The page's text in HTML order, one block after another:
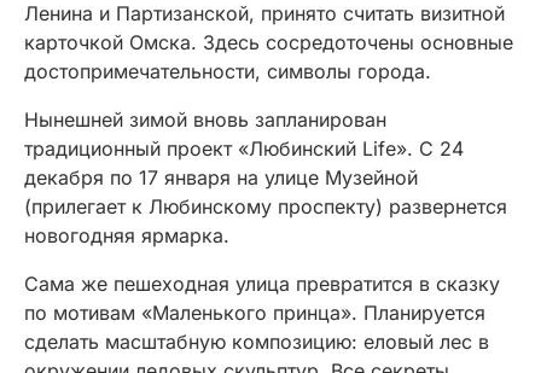
Ленина и Партизанской, принято считать визитной
карточкой Омска. Здесь сосредоточены основные
достопримечательности, символы города.
Нынешней зимой вновь запланирован
традиционный проект «Любинский Life». С 24
декабря по 17 января на улице Музейной
(прилегает к Любинскому проспекту) развернется
новогодняя ярмарка.
Сама же пешеходная улица превратится в сказку
по мотивам «Маленького принца». Планируется
сделать масштабную композицию: еловый лес в